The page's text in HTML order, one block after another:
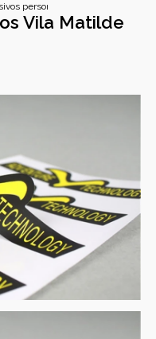
personalizados vila matilde
Vila Matilde